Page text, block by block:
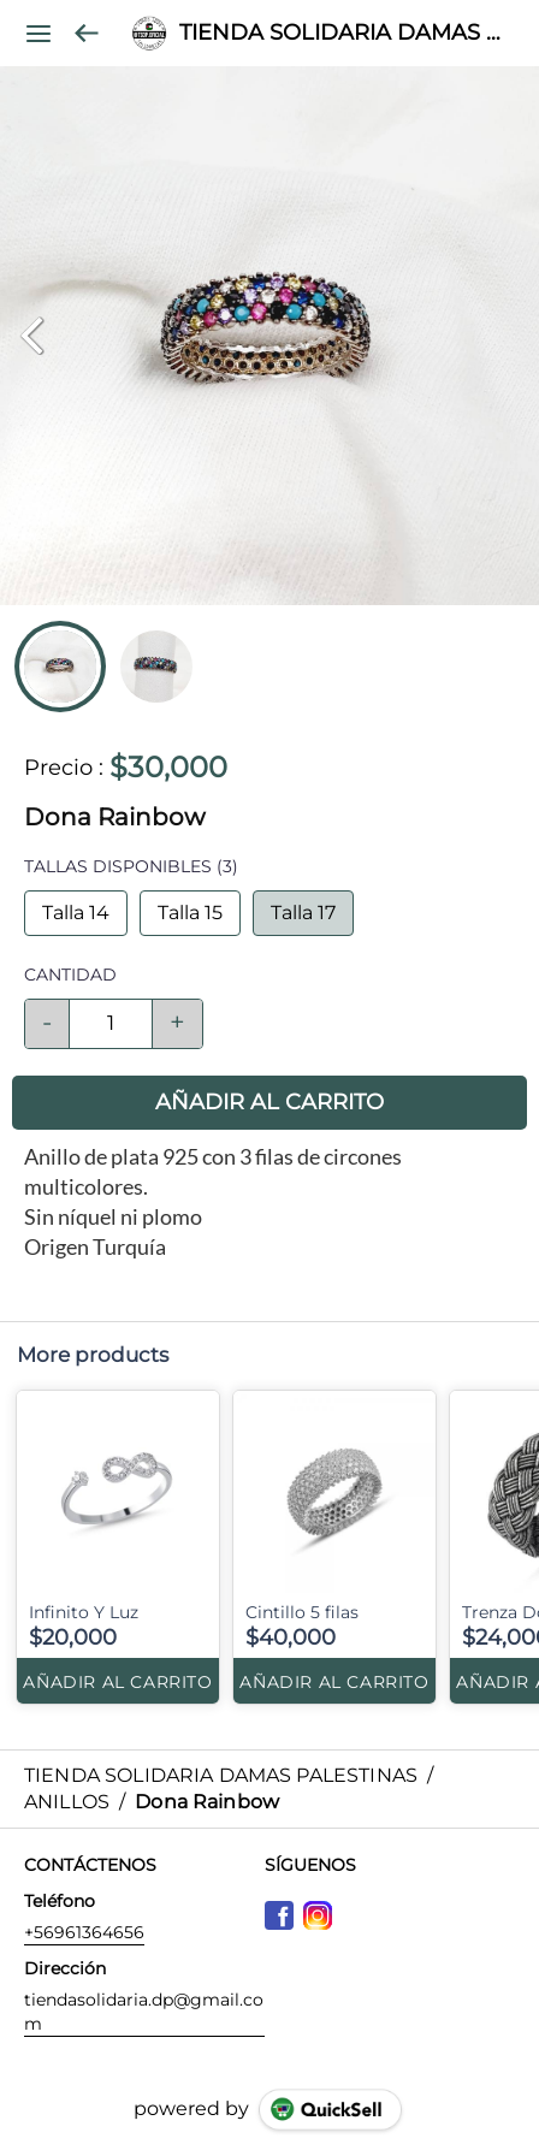
TIENDA SOLIDARIA DAMAS PALESTINAS
Precio : $30,000
Dona Rainbow
TALLAS DISPONIBLES (3)
Talla 14 Talla 15 Talla 17
CANTIDAD
- +
AÑADIR AL CARRITO
Anillo de plata 925 con 3 filas de circones
multicolores.
Sin níquel ni plomo
Origen Turquía
More products
Infinito Y Luz
$20,000
AÑADIR AL CARRITO
Cintillo 5 filas
$40,000
AÑADIR AL CARRITO
Trenza
AÑADIR
TIENDA SOLIDARIA DAMAS PALESTINAS /
ANILLOS / Dona Rainbow
CONTÁCTENOS
Teléfono
+56961364656
Dirección
tiendasolidaria.dp@gmail.co
m
SÍGUENOS
powered by